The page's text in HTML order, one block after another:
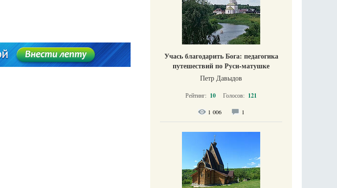
Учась благодарить Бога: педагогика
путешествий по Руси-матушке
Петр Давыдов
Рейтинг: 10 Голосов: 121
1 006 1